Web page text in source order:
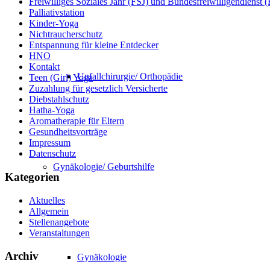
Unfallchirurgie/ Orthopädie
Gynäkologie/ Geburtshilfe
Gynäkologie
Palliativstation
Kinder-Yoga
Nichtraucherschutz
Entspannung für kleine Entdecker
HNO
Kontakt
Teen (Girl) Yoga
Zuzahlung für gesetzlich Versicherte
Diebstahlschutz
Hatha-Yoga
Aromatherapie für Eltern
Gesundheitsvorträge
Impressum
Datenschutz
Kategorien
Aktuelles
Allgemein
Stellenangebote
Veranstaltungen
Archiv